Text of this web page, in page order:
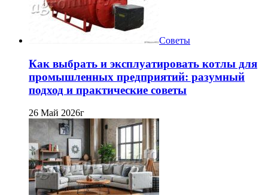
Советы
Как выбрать и эксплуатировать котлы для
промышленных предприятий: разумный
подход и практические советы
26 Май 2026г